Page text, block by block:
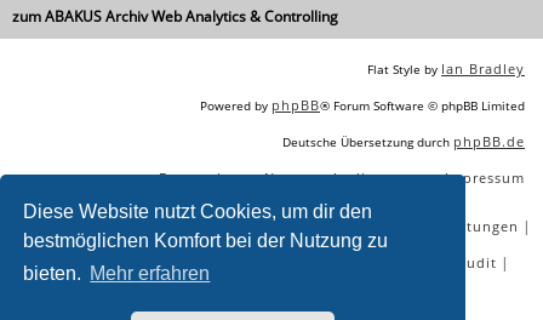
Diese Website nutzt Cookies, um dir den
bestmöglichen Komfort bei der Nutzung zu
bieten. Mehr erfahren
zum ABAKUS Archiv Web Analytics & Controlling
Flat Style by Ian Bradley
Powered by phpBB® Forum Software © phpBB Limited
Deutsche Übersetzung durch phpBB.de
Datenschutz|Nutzungsbedingungen|Impressum
SEO Online Tools SEO Dienstleistungen |
SEO Workshops | SEO Beratung SEO Audit |